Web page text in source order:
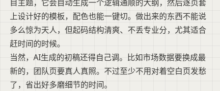
目主题，它会自动生成一个逻辑通顺的大纲，然后逐页套
上设计好的模板，配色也能一键切。做出来的东西不能说
多么惊为天人，但起码结构清爽、不丢专业分，尤其适合
赶时间的时候。
当然，AI生成的初稿还得自己调。比如市场数据要换成最
新的，团队页要真人真照。不过至少不用对着空白页发愁
了，省出好多磨细节的时间。